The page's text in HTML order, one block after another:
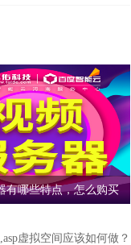
且归还黑客攻击产
、网易游戏等门户网
服务器去，免的遭到
的，除此之外，最好
用代理商浏览你网址
有哪些特点，怎么购买
虚拟空间应该如何做？